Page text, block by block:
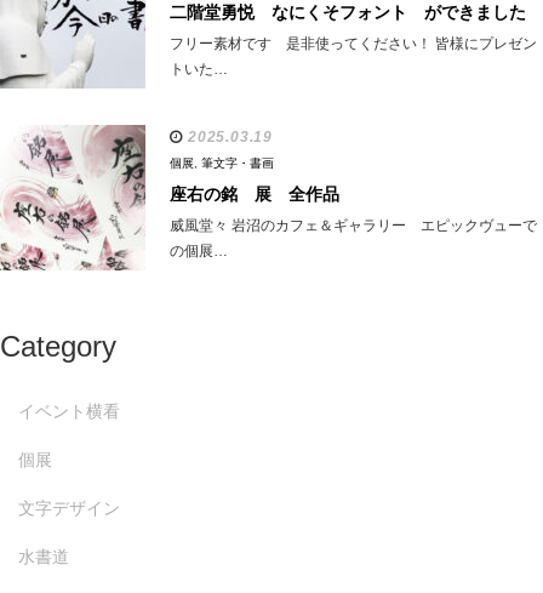
二階堂勇悦 なにくそフォント ができました
フリー素材です 是非使ってください！ 皆様にプレゼン
トいた…
2025.03.19
個展 筆文字・書画
座右の銘 展 全作品
威風堂々 岩沼のカフェ＆ギャラリー エピックヴューで
の個展…
Category
イベント横看
個展
文字デザイン
水書道